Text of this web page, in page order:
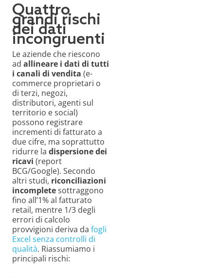
Quattro
grandi rischi
dei dati
incongruenti
Le aziende che riescono
ad allineare i dati di tutti
i canali di vendita (e-
commerce proprietari o
di terzi, negozi,
distributori, agenti sul
territorio e social)
possono registrare
incrementi di fatturato a
due cifre, ma soprattutto
ridurre la dispersione dei
ricavi (report
BCG/Google). Secondo
altri studi, riconciliazioni
incompletesottraggono
fino all’1% al fatturato
retail, mentre 1/3 degli
errori di calcolo
provvigioni deriva da fogli
Excel senza controlli di
qualità. Riassumiamo i
principali rischi: